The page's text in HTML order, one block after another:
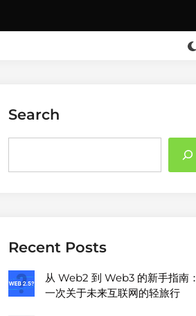
Search
Recent Posts
从 Web2 到 Web3 的新手指南：
一次关于未来互联网的轻旅行